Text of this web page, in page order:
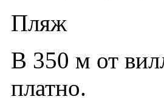
Пляж
В 350 м от
платно.